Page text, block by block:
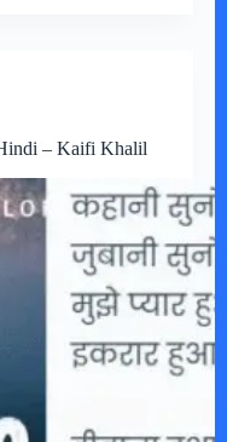
– Kaifi Khalil